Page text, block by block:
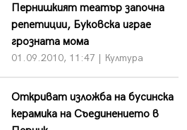
Пернишкият театър започна
репетиции, Буковска играе
грозната мома
01.09.2010, 11:47 | Култура
Откриват изложба на бусинска
керамика на Съединението в